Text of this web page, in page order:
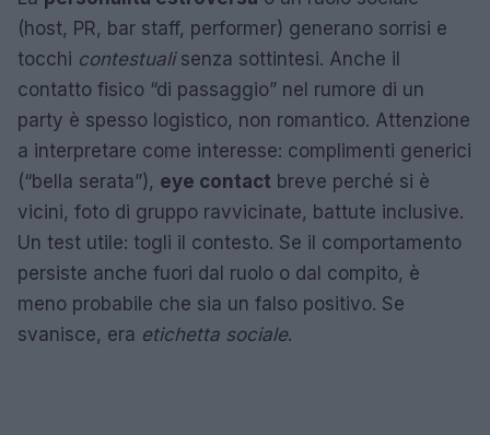
(host, PR, bar staff, performer) generano sorrisi e
tocchi contestualisenza sottintesi. Anche il
contatto fisico “di passaggio” nel rumore di un
party è spesso logistico, non romantico. Attenzione
a interpretare come interesse: complimenti generici
(“bella serata”), eye contact breve perché si è
vicini, foto di gruppo ravvicinate, battute inclusive.
Un test utile: togli il contesto. Se il comportamento
persiste anche fuori dal ruolo o dal compito, è
meno probabile che sia un falso positivo. Se
svanisce, era etichetta sociale.